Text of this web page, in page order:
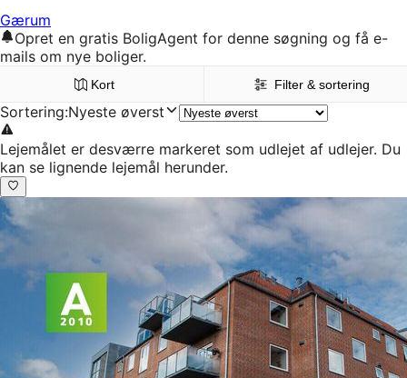
Gærum
Opret en gratis BoligAgent for denne søgning og få e-
mails om nye boliger.
Kort Filter & sortering
Sortering:Nyeste øverst
Lejemålet er desværre markeret som udlejet af udlejer. Du
kan se lignende lejemål herunder.